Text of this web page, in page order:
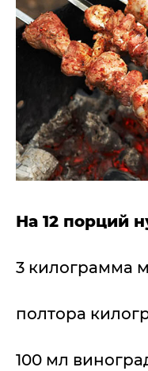
На 12 порций
3 килограмма
полтора
100 мл